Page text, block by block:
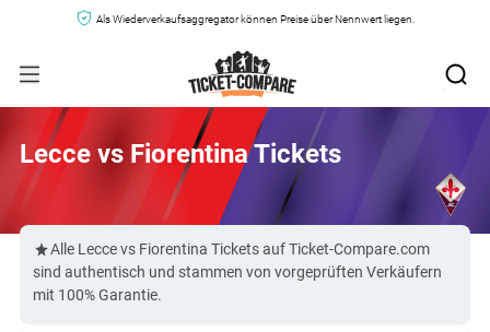
Als Wiederverkaufsaggregator können Preise über Nennwert liegen.
Lecce vs Fiorentina Tickets
Alle Lecce vs Fiorentina Tickets auf Ticket-Compare.com
sind authentisch und stammen von vorgeprüften Verkäufern
mit 100% Garantie.